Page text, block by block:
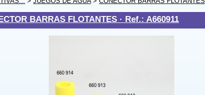
BARRAS FLOTANTES · Ref.: A660911